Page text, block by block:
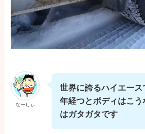
なーしぃ
世界に誇るハイエース
年経つとボディはこ
はガタガタです